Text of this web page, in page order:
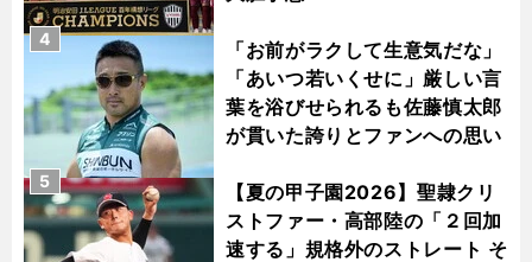
「お前がラクして生意気だな」
「あいつ若いくせに」厳しい言
葉を浴びせられるも佐藤慎太郎
が貫いた誇りとファンへの思い
4
【夏の甲子園2026】聖隷クリ
ストファー・高部陸の「２回加
速する」規格外のストレート そ
5